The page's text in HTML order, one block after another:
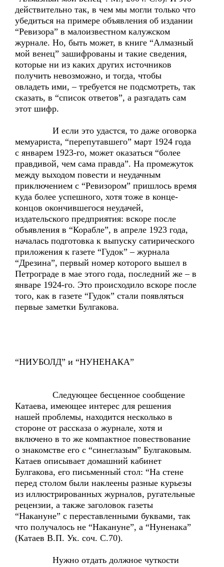
действительно так, в чем мы могли только что
убедиться на примере объявления об издании
“Ревизора” в малоизвестном калужском
журнале. Но, быть может, в книге “Алмазный
мой венец” зашифрованы и такие сведения,
которые ни из каких других источников
получить невозможно, и тогда, чтобы
овладеть ими, – требуется не подсмотреть, так
сказать, в “список ответов”, а разгадать сам
этот шифр.
И если это удастся, то даже оговорка
мемуариста, “перепутавшего” март 1924 года
с январем 1923-го, может оказаться “более
правдивой, чем сама правда”. На промежуток
между выходом повести и неудачным
приключением с “Ревизором” пришлось время
куда более успешного, хотя тоже в конце-
концов окончившегося неудачей,
издательского предприятия: вскоре после
объявления в “Корабле”, в апреле 1923 года,
началась подготовка к выпуску сатирического
приложения к газете “Гудок” – журнала
“Дрезина”, первый номер которого вышел в
Петрограде в мае этого года, последний же – в
январе 1924-го. Это происходило вскоре после
того, как в газете “Гудок” стали появляться
первые заметки Булгакова.
“НИУБОЛД” и “НУНЕНАКА”
Следующее бесценное сообщение
Катаева, имеющее интерес для решения
нашей проблемы, находится несколько в
стороне от рассказа о журнале, хотя и
включено в то же компактное повествование
о знакомстве его с “синеглазым” Булгаковым.
Катаев описывает домашний кабинет
Булгакова, его письменный стол: “На стене
перед столом были наклеены разные курьезы
из иллюстрированных журналов, ругательные
рецензии, а также заголовок газеты
“Накануне” с переставленными буквами, так
что получалось не “Накануне”, а “Нуненака”
(Катаев В.П. Ук. соч. С.70).
Нужно отдать должное чуткости